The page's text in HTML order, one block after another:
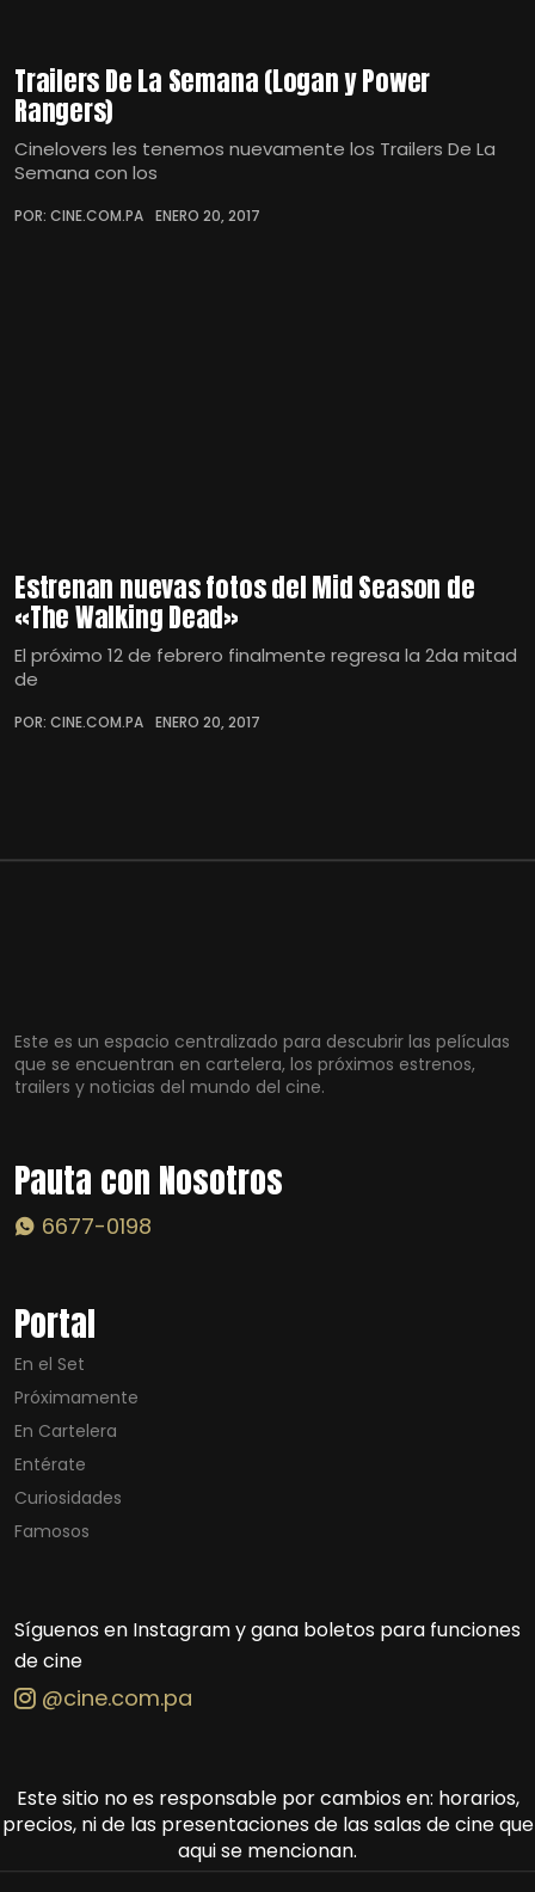
Trailers De La Semana (Logan y Power
Rangers)
Cinelovers les tenemos nuevamente los Trailers De La
Semana con los
POR: CINE.COM.PA ENERO 20, 2017
Estrenan nuevas fotos del Mid Season de
«The Walking Dead»
El próximo 12 de febrero finalmente regresa la 2da mitad
de
POR: CINE.COM.PA ENERO 20, 2017
Este es un espacio centralizado para descubrir las películas
que se encuentran en cartelera, los próximos estrenos,
trailers y noticias del mundo del cine.
Pauta con Nosotros
6677-0198
Portal
En el Set
Próximamente
En Cartelera
Entérate
Curiosidades
Famosos
Síguenos en Instagram y gana boletos para funciones
de cine
@cine.com.pa
Este sitio no es responsable por cambios en: horarios,
precios, ni de las presentaciones de las salas de cine que
aqui se mencionan.